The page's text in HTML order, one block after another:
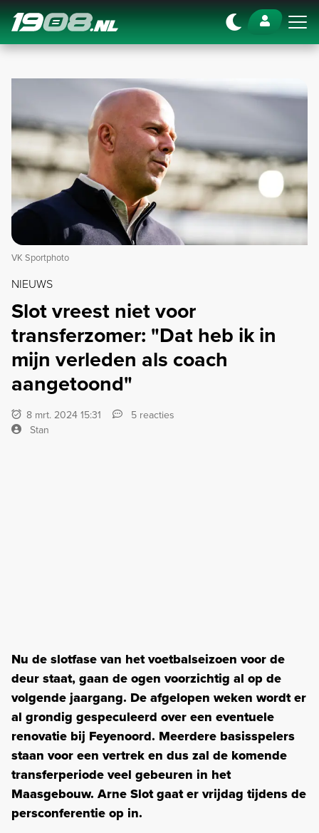
Navigation
VK Sportphoto
NIEUWS
Slot vreest niet voor
transferzomer: "Dat heb ik in
mijn verleden als coach
aangetoond"
8 mrt. 2024 15:31
5 reacties
Stan
Nu de slotfase van het voetbalseizoen voor de
deur staat, gaan de ogen voorzichtig al op de
volgende jaargang. De afgelopen weken wordt er
al grondig gespeculeerd over een eventuele
renovatie bij Feyenoord. Meerdere basisspelers
staan voor een vertrek en dus zal de komende
transferperiode veel gebeuren in het
Maasgebouw. Arne Slot gaat er vrijdag tijdens de
persconferentie op in.